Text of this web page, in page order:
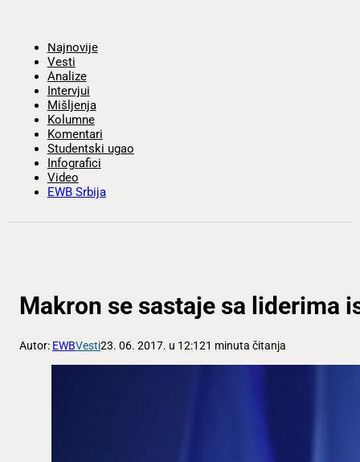
Najnovije
Vesti
Analize
Intervjui
Mišljenja
Kolumne
Komentari
Studentski ugao
Infografici
Video
EWB Srbija
Makron se sastaje sa liderima
Autor: EWBVesti23. 06. 2017. u 12:121 minuta čitanja